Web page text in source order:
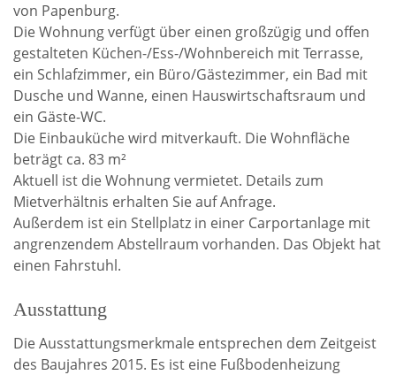
von Papenburg.
Die Wohnung verfügt über einen großzügig und offen
gestalteten Küchen-/Ess-/Wohnbereich mit Terrasse,
ein Schlafzimmer, ein Büro/Gästezimmer, ein Bad mit
Dusche und Wanne, einen Hauswirtschaftsraum und
ein Gäste-WC.
Die Einbauküche wird mitverkauft. Die Wohnfläche
beträgt ca. 83 m²
Aktuell ist die Wohnung vermietet. Details zum
Mietverhältnis erhalten Sie auf Anfrage.
Außerdem ist ein Stellplatz in einer Carportanlage mit
angrenzendem Abstellraum vorhanden. Das Objekt hat
einen Fahrstuhl.
Ausstattung
Die Ausstattungsmerkmale entsprechen dem Zeitgeist
des Baujahres 2015. Es ist eine Fußbodenheizung